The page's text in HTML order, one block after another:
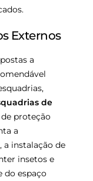
Externos
a
de
proteção
a
a instalação de
insetos e
do espaço